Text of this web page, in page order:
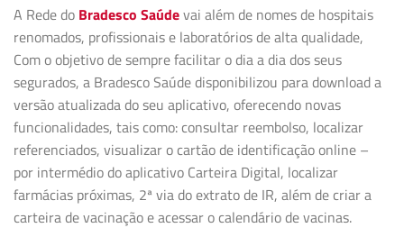
A Rede do Bradesco Saúdevai além de nomes de hospitais
renomados, profissionais e laboratórios de alta qualidade,
Com o objetivo de sempre facilitar o dia a dia dos seus
segurados, a Bradesco Saúde disponibilizou para download a
versão atualizada do seu aplicativo, oferecendo novas
funcionalidades, tais como: consultar reembolso, localizar
referenciados, visualizar o cartão de identificação online –
por intermédio do aplicativo Carteira Digital, localizar
farmácias próximas, 2ª via do extrato de IR, além de criar a
carteira de vacinação e acessar o calendário de vacinas.